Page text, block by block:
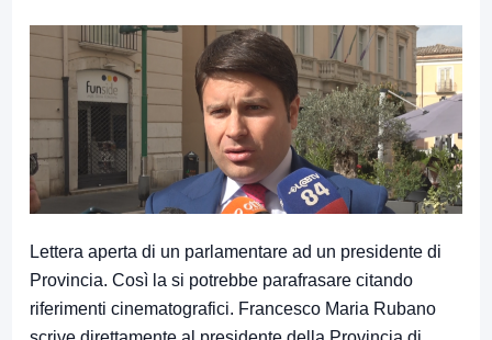
Lettera aperta di un parlamentare ad un presidente di
Provincia. Così la si potrebbe parafrasare citando
riferimenti cinematografici. Francesco Maria Rubano